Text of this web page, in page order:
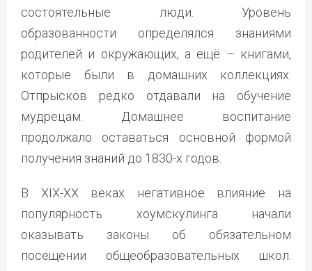
состоятельные люди. Уровень
образованности определялся знаниями
родителей и окружающих, а ещё – книгами,
которые были в домашних коллекциях.
Отпрысков редко отдавали на обучение
мудрецам. Домашнее воспитание
продолжало оставаться основной формой
получения знаний до 1830-х годов.
В XIX-XX веках негативное влияние на
популярность хоумскулинга начали
оказывать законы об обязательном
посещении общеобразовательных школ.